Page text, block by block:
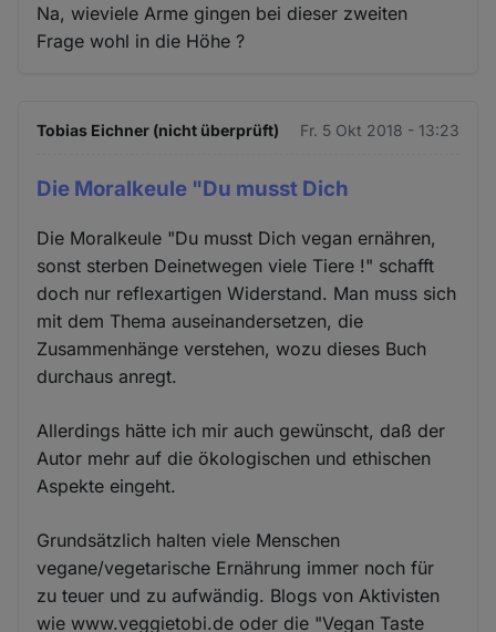
Na, wieviele Arme gingen bei dieser zweiten
Frage wohl in die Höhe ?
Tobias Eichner (nicht überprüft) Fr. 5 Okt 2018 - 13:23
Die Moralkeule "Du musst Dich
Die Moralkeule "Du musst Dich vegan ernähren,
sonst sterben Deinetwegen viele Tiere !" schafft
doch nur reflexartigen Widerstand. Man muss sich
mit dem Thema auseinandersetzen, die
Zusammenhänge verstehen, wozu dieses Buch
durchaus anregt.
Allerdings hätte ich mir auch gewünscht, daß der
Autor mehr auf die ökologischen und ethischen
Aspekte eingeht.
Grundsätzlich halten viele Menschen
vegane/vegetarische Ernährung immer noch für
zu teuer und zu aufwändig. Blogs von Aktivisten
wie www.veggietobi.de oder die "Vegan Taste